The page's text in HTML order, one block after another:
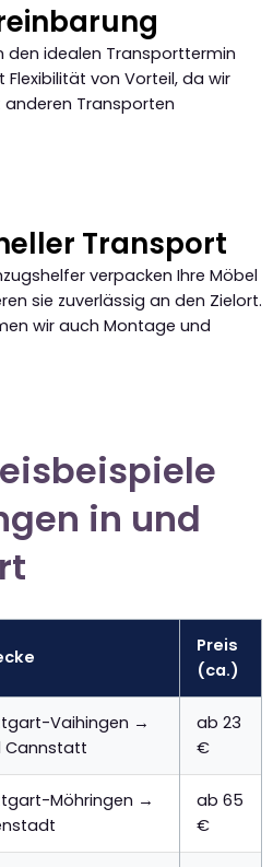
den idealen Transporttermin
Flexibilität von Vorteil, da wir
Transporten
Transport
verpacken Ihre Möbel
sie zuverlässig an den Zielort.
wir auch Montage und
in und
Preis
(ca.)
Vaihingen →
Cannstatt
ab 23
€
Möhringen →
ab 65
€